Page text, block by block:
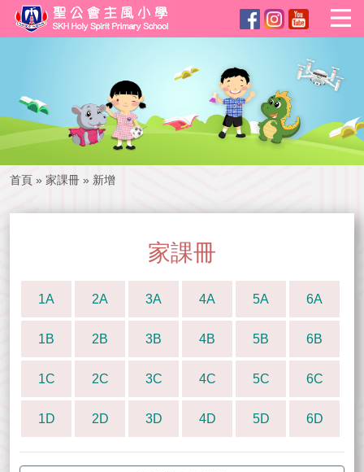
首頁 » 家課冊 » 新增
家課冊
1A 2A 3A 4A 5A 6A
1B 2B 3B 4B 5B 6B
1C 2C 3C 4C 5C 6C
1D 2D 3D 4D 5D 6D